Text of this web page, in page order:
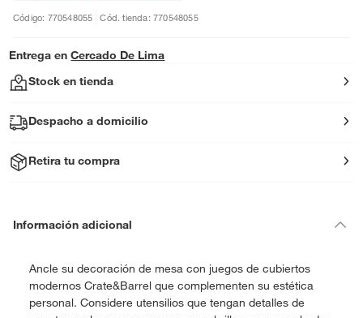
Código: 770548055 Cód. tienda: 770548055
Entrega en Cercado De Lima
Stock en tienda
Despacho a domicilio
Retira tu compra
Información adicional
Ancle su decoración de mesa con juegos de cubiertos
modernos Crate&Barrel que complementen su estética
personal. Considere utensilios que tengan detalles de